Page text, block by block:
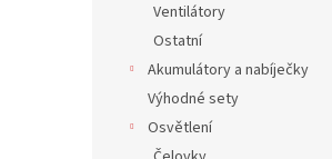
Ventilátory
Ostatní
Akumulátory a nabíječky
Výhodné sety
Osvětlení